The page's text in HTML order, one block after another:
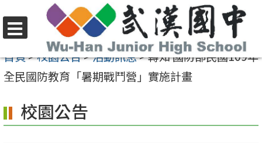
至
要
容
區
選
單
首頁>校園公告>活動訊息>轉知 國防部民國109年
全民國防教育「暑期戰鬥營」實施計畫
校園公告